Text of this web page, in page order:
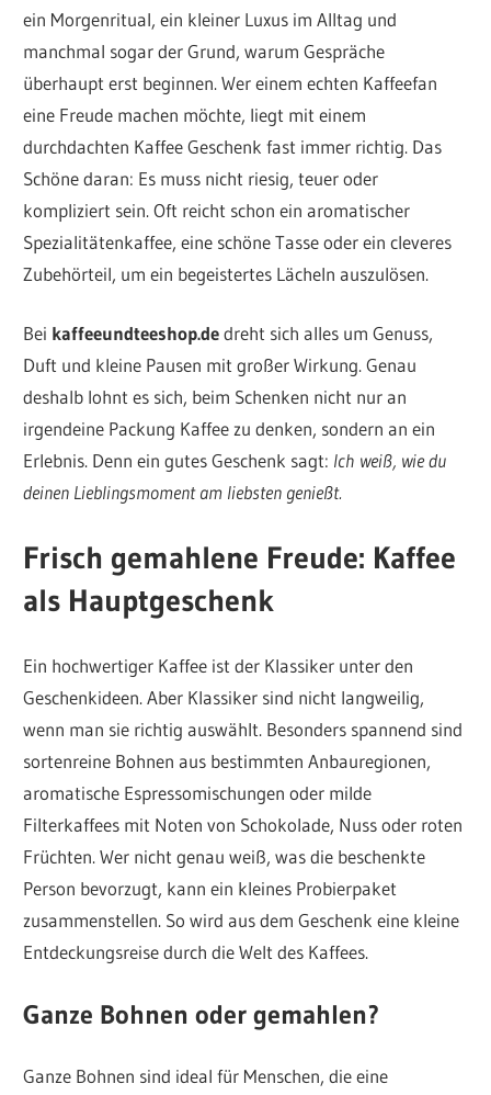
ein Morgenritual, ein kleiner Luxus im Alltag und
manchmal sogar der Grund, warum Gespräche
überhaupt erst beginnen. Wer einem echten Kaffeefan
eine Freude machen möchte, liegt mit einem
durchdachten Kaffee Geschenk fast immer richtig. Das
Schöne daran: Es muss nicht riesig, teuer oder
kompliziert sein. Oft reicht schon ein aromatischer
Spezialitätenkaffee, eine schöne Tasse oder ein cleveres
Zubehörteil, um ein begeistertes Lächeln auszulösen.
Bei kaffeeundteeshop.dedreht sich alles um Genuss,
Duft und kleine Pausen mit großer Wirkung. Genau
deshalb lohnt es sich, beim Schenken nicht nur an
irgendeine Packung Kaffee zu denken, sondern an ein
Erlebnis. Denn ein gutes Geschenk sagt: Ich weiß, wie du
deinen Lieblingsmoment am liebsten genießt.
Frisch gemahlene Freude: Kaffee
als Hauptgeschenk
Ein hochwertiger Kaffee ist der Klassiker unter den
Geschenkideen. Aber Klassiker sind nicht langweilig,
wenn man sie richtig auswählt. Besonders spannend sind
sortenreine Bohnen aus bestimmten Anbauregionen,
aromatische Espressomischungen oder milde
Filterkaffees mit Noten von Schokolade, Nuss oder roten
Früchten. Wer nicht genau weiß, was die beschenkte
Person bevorzugt, kann ein kleines Probierpaket
zusammenstellen. So wird aus dem Geschenk eine kleine
Entdeckungsreise durch die Welt des Kaffees.
Ganze Bohnen oder gemahlen?
Ganze Bohnen sind ideal für Menschen, die eine